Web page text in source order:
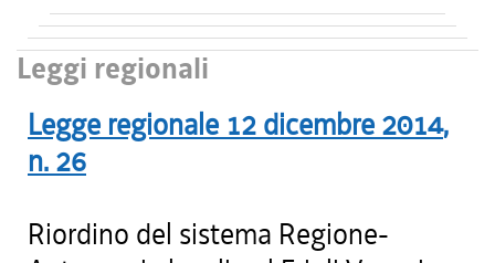
Leggi regionali
Legge regionale 12 dicembre 2014,
n. 26
Riordino del sistema Regione-